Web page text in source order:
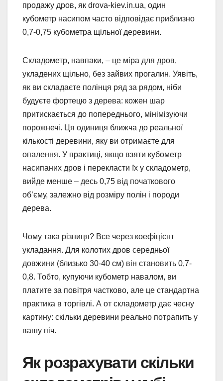
продажу дров, як drova-kiev.in.ua, один
кубометр насипом часто відповідає приблизно
0,7-0,75 кубометра щільної деревини.
Складометр, навпаки, – це міра для дров,
укладених щільно, без зайвих прогалин. Уявіть,
як ви складаєте полінця ряд за рядом, ніби
будуєте фортецю з дерева: кожен шар
притискається до попереднього, мінімізуючи
порожнечі. Ця одиниця ближча до реальної
кількості деревини, яку ви отримаєте для
опалення. У практиці, якщо взяти кубометр
насипаних дров і перекласти їх у складометр,
вийде менше – десь 0,75 від початкового
об’єму, залежно від розміру полін і породи
дерева.
Чому така різниця? Все через коефіцієнт
укладання. Для колотих дров середньої
довжини (близько 30-40 см) він становить 0,7-
0,8. Тобто, купуючи кубометр навалом, ви
платите за повітря частково, але це стандартна
практика в торгівлі. А от складометр дає чесну
картину: скільки деревини реально потрапить у
вашу піч.
Як розрахувати скільки